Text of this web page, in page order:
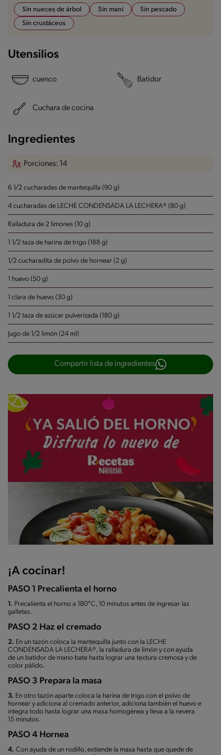
Sin nueces de árbol Sin maní
Sin pescado
Sin crustáceos
Utensilios
cuenco Batidor
Cuchara de cocina
Ingredientes
Porciones: 14
6 1/2 cucharadas de mantequilla (90 g)
4 cucharadas de LECHE CONDENSADA LA LECHERA® (80 g)
Ralladura de 2 limones (10 g)
1 1/2 taza de harina de trigo (188 g)
1/2 cucharadita de polvo de hornear (2 g)
1 huevo (50 g)
1 clara de huevo (30 g)
1 1/2 taza de azúcar pulverizada (180 g)
Jugo de 1/2 limón (24 ml)
Compartir lista de ingredientes
¡A cocinar!
PASO 1 Precalienta el horno
1. Precalienta el horno a 180°C, 10 minutos antes de ingresar las
galletas.
PASO 2 Haz el cremado
2. En un tazón coloca la mantequilla junto con la LECHE
CONDENSADA LA LECHERA®, la ralladura de limón y con ayuda
de un batidor de mano bate hasta lograr una textura cremosa y de
color pálido.
PASO 3 Prepara la masa
3. En otro tazón aparte coloca la harina de trigo con el polvo de
hornear y adiciona al cremado anterior, adiciona también el huevo e
integra todo hasta lograr una masa homogénea y lleva a la nevera
15 minutos.
PASO 4 Hornea
4. Con ayuda de un rodillo, extiende la masa hasta que quede de